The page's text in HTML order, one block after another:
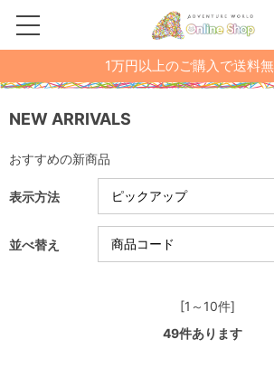
1万円以上のご購入で送料無
NEW ARRIVALS
おすすめの新商品
表示方法
並べ替え
[1～10件]
49件あります